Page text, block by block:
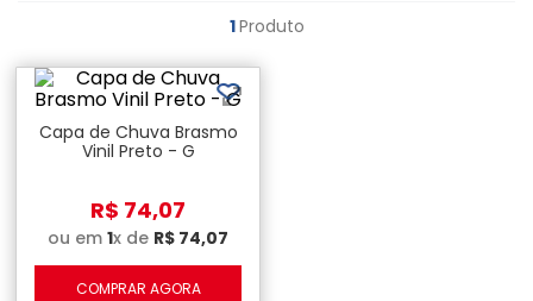
1Produto
Capa de Chuva Brasmo
Vinil Preto - G
R$ 74,07
ou em 1x de R$ 74,07
COMPRAR AGORA